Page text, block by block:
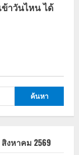
ข้าวันไหน ได้
งหาคม 2569